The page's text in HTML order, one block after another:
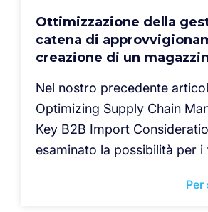
Ottimizzazione della
catena di
creazione di un
Nel nostro precedente
Optimizing Supply Chain
Key B2B Import
esaminato la possibilità per
Per